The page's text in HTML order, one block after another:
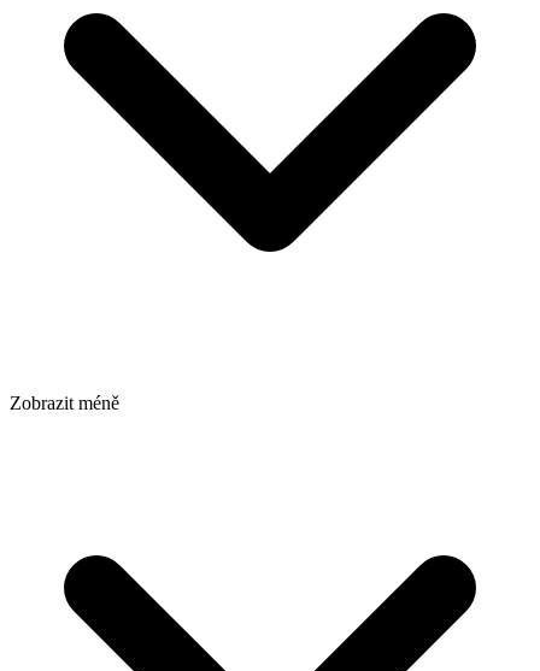
Zobrazit méně